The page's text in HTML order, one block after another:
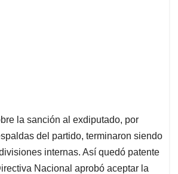
la sanción al exdiputado, por
del partido, terminaron siendo
internas. Así quedó patente
Nacional aprobó aceptar la